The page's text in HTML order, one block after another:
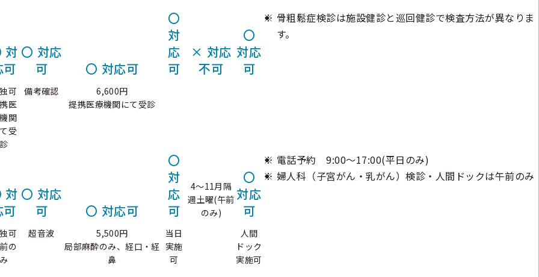
対
可
可
医
関
受
診
〇 対応
可
備考確認
〇 対応可
6,600円
提携医療機関にて受診
〇
対
応
可
× 対応
不可
〇
対応
可
骨粗鬆症検診は施設健診と巡回健診で検査方法が異なりま
す。
対
可
可
の
み
〇 対応
可
超音波
〇 対応可
5,500円
局部麻酔のみ、経口・経
鼻
〇
対
応
可
当日
実施
可
4～11月隔
週土曜(午前
のみ)
〇
対応
可
人間
ドック
実施可
電話予約 9:00～17:00(平日のみ)
婦人科（子宮がん・乳がん）検診・人間ドックは午前のみ